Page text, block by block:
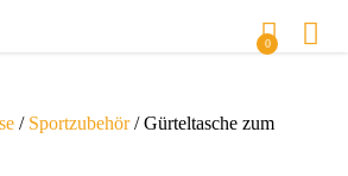
0
/ Sportzubehör/ Gürteltasche zum